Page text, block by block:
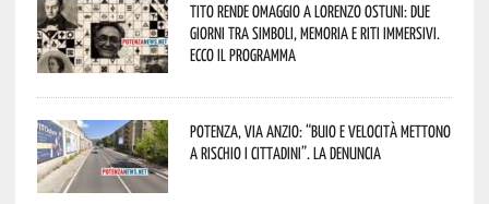
Tito rende omaggio a Lorenzo Ostuni: due
giorni tra simboli, memoria e riti immersivi.
Ecco il programma
Potenza, Via Anzio: “Buio e velocità mettono
a rischio i cittadini”. La denuncia